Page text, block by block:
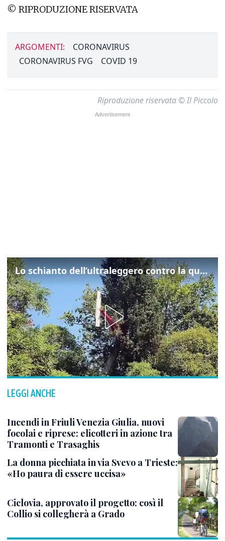
© RIPRODUZIONE RISERVATA
ARGOMENTI:
CORONAVIRUS
CORONAVIRUS FVG
COVID 19
Riproduzione riservata © Il Piccolo
Lo schianto dell’ultraleggero contro la quercia: cosa è successo a Rivarotta
LEGGI ANCHE
Incendi in Friuli Venezia Giulia, nuovi
focolai e riprese: elicotteri in azione tra
Tramonti e Trasaghis
La donna picchiata in via Svevo a Trieste:
«Ho paura di essere uccisa»
Ciclovia, approvato il progetto: così il
Collio si collegherà a Grado